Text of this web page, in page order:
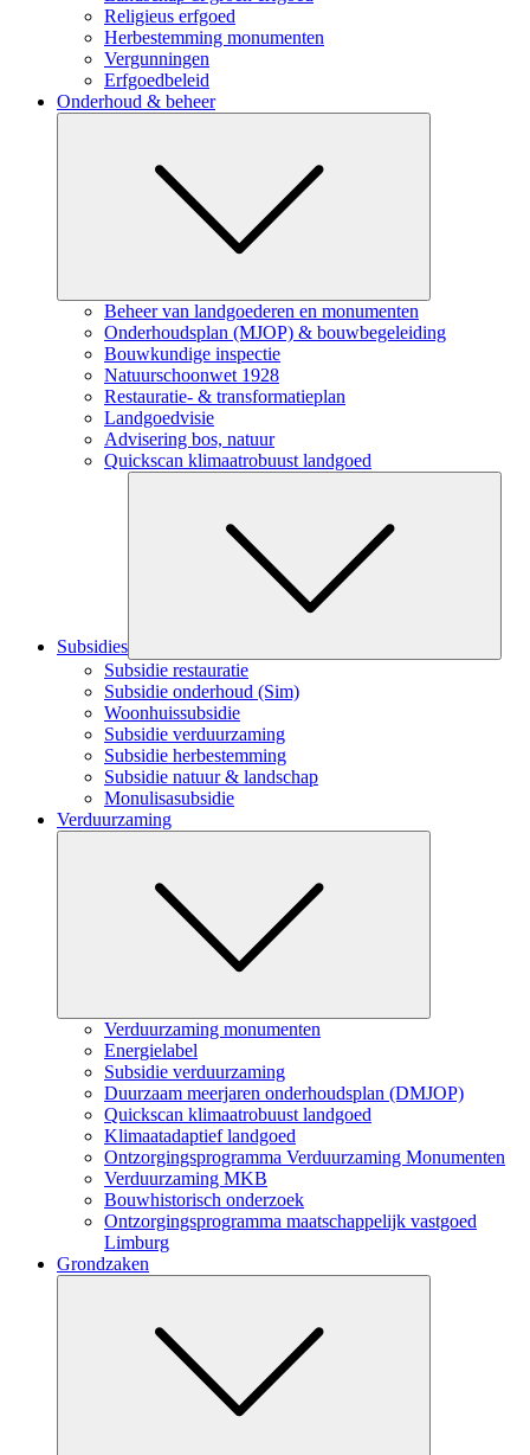
Religieus erfgoed
Herbestemming monumenten
Vergunningen
Erfgoedbeleid
Onderhoud & beheer
Beheer van landgoederen en monumenten
Onderhoudsplan (MJOP) & bouwbegeleiding
Bouwkundige inspectie
Natuurschoonwet 1928
Restauratie- & transformatieplan
Landgoedvisie
Advisering bos, natuur
Quickscan klimaatrobuust landgoed
Subsidies
Subsidie restauratie
Subsidie onderhoud (Sim)
Woonhuissubsidie
Subsidie verduurzaming
Subsidie herbestemming
Subsidie natuur & landschap
Monulisasubsidie
Verduurzaming
Verduurzaming monumenten
Energielabel
Subsidie verduurzaming
Duurzaam meerjaren onderhoudsplan (DMJOP)
Quickscan klimaatrobuust landgoed
Klimaatadaptief landgoed
Ontzorgingsprogramma Verduurzaming Monumenten
Verduurzaming MKB
Bouwhistorisch onderzoek
Ontzorgingsprogramma maatschappelijk vastgoed
Limburg
Grondzaken